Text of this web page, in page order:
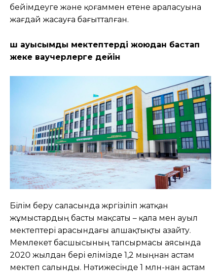
бейімдеуге және қоғаммен етене араласуына
жағдай жасауға бағытталған.
Үш ауысымды мектептерді жоюдан бастап
жеке ваучерлерге дейін
Білім беру саласында жүргізіліп жатқан
жұмыстардың басты мақсаты – қала мен ауыл
мектептері арасындағы алшақтықты азайту.
Мемлекет басшысының тапсырмасы аясында
2020 жылдан бері елімізде 1,2 мыңнан астам
мектеп салынды. Нәтижесінде 1 млн-нан астам